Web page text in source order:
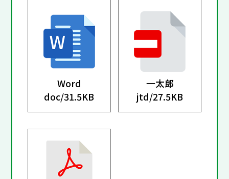
Word
doc/31.5KB
一太郎
jtd/27.5KB